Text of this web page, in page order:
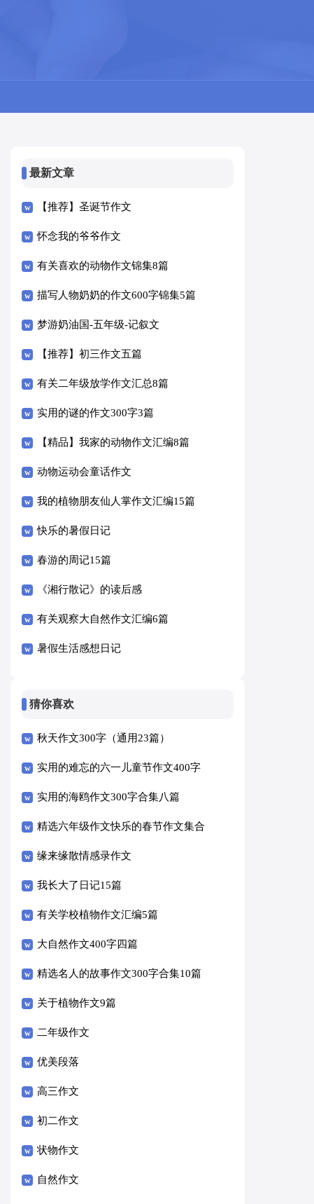
最新文章
【推荐】圣诞节作文
怀念我的爷爷作文
有关喜欢的动物作文锦集8篇
描写人物奶奶的作文600字锦集5篇
梦游奶油国-五年级-记叙文
【推荐】初三作文五篇
有关二年级放学作文汇总8篇
实用的谜的作文300字3篇
【精品】我家的动物作文汇编8篇
动物运动会童话作文
我的植物朋友仙人掌作文汇编15篇
快乐的暑假日记
春游的周记15篇
《湘行散记》的读后感
有关观察大自然作文汇编6篇
暑假生活感想日记
猜你喜欢
秋天作文300字（通用23篇）
实用的难忘的六一儿童节作文400字
八篇
实用的海鸥作文300字合集八篇
精选六年级作文快乐的春节作文集合
5篇
缘来缘散情感录作文
我长大了日记15篇
有关学校植物作文汇编5篇
大自然作文400字四篇
精选名人的故事作文300字合集10篇
关于植物作文9篇
二年级作文
优美段落
高三作文
初二作文
状物作文
自然作文